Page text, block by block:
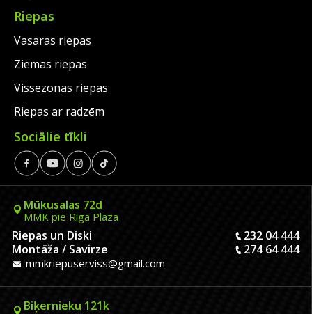
Riepas
Vasaras riepas
Ziemas riepas
Vissezonas riepas
Riepas ar radzēm
Sociālie tīkli
Mūkusalas 72d
MMK pie Riga Plaza
Riepas un Diski
232 04 444
Montāža / Savirze
274 64 444
mmkriepuserviss@gmail.com
Biķernieku 121k